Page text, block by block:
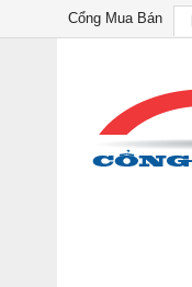
Cổng Mua Bán